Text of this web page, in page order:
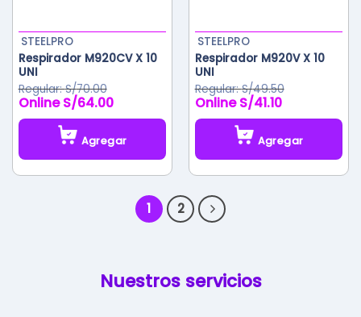
Respirador M920CV X 10
UNI
STEELPRO
S/70.00
El
precio
original
S/70.00.
S/64.00El
precio
es:
S/64.00.
Agregar
Respirador M920V X 10
UNI
STEELPRO
S/49.50
El
precio
original
S/49.50.
S/41.10El
precio
es:
S/41.10.
Agregar
1 2
Nuestros servicios